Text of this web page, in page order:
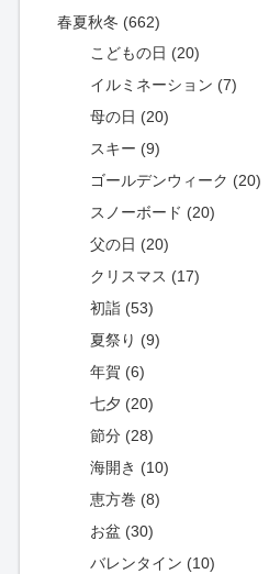
春夏秋冬 (662)
こどもの日 (20)
イルミネーション (7)
母の日 (20)
スキー (9)
ゴールデンウィーク (20)
スノーボード (20)
父の日 (20)
クリスマス (17)
初詣 (53)
夏祭り (9)
年賀 (6)
七夕 (20)
節分 (28)
海開き (10)
恵方巻 (8)
お盆 (30)
バレンタイン (10)